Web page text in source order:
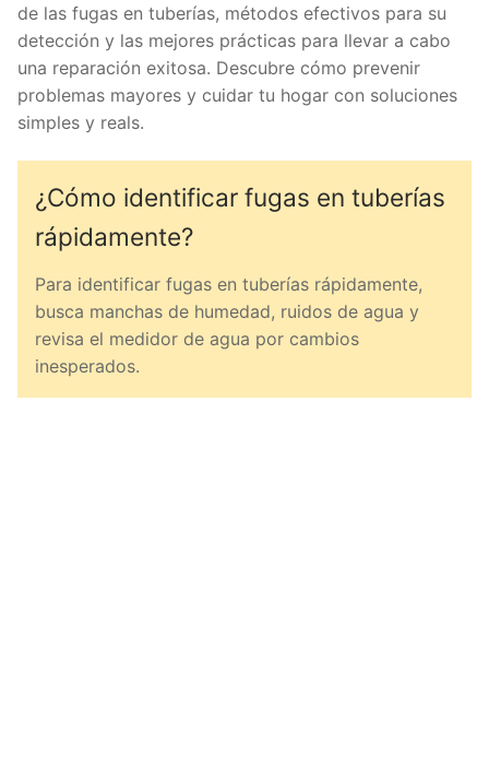
de las fugas en tuberías, métodos efectivos para su
detección y las mejores prácticas para llevar a cabo
una reparación exitosa. Descubre cómo prevenir
problemas mayores y cuidar tu hogar con soluciones
simples y reals.
¿Cómo identificar fugas en tuberías
rápidamente?
Para identificar fugas en tuberías rápidamente,
busca manchas de humedad, ruidos de agua y
revisa el medidor de agua por cambios
inesperados.